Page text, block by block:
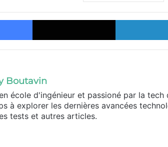
Facebook X
Boutavin
école d'ingénieur et passioné par la
à explorer les dernières avancées
tests et autres articles.